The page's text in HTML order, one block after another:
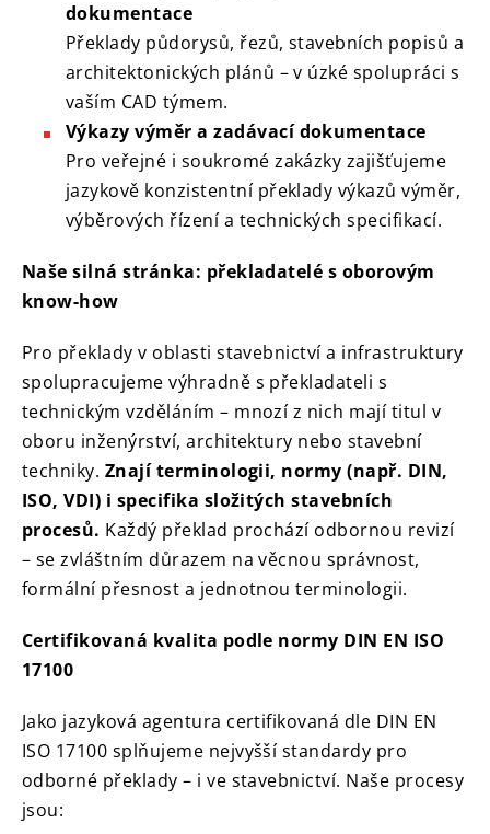
dokumentace
Překlady půdorysů, řezů, stavebních popisů a
architektonických plánů – v úzké spolupráci s
vaším CAD týmem.
Výkazy výměr a zadávací dokumentace
Pro veřejné i soukromé zakázky zajišťujeme
jazykově konzistentní překlady výkazů výměr,
výběrových řízení a technických specifikací.
Naše silná stránka: překladatelé s oborovým
know-how
Pro překlady v oblasti stavebnictví a infrastruktury
spolupracujeme výhradně s překladateli s
technickým vzděláním – mnozí z nich mají titul v
oboru inženýrství, architektury nebo stavební
techniky. Znají terminologii, normy (např. DIN,
ISO, VDI) i specifika složitých stavebních
procesů. Každý překlad prochází odbornou revizí
– se zvláštním důrazem na věcnou správnost,
formální přesnost a jednotnou terminologii.
Certifikovaná kvalita podle normy DIN EN ISO
17100
Jako jazyková agentura certifikovaná dle DIN EN
ISO 17100 splňujeme nejvyšší standardy pro
odborné překlady – i ve stavebnictví. Naše procesy
jsou: